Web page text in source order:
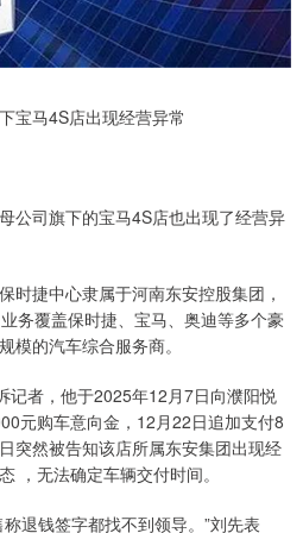
马4S店出现经营异常
司旗下的宝马4S店也出现了经营异
捷中心隶属于河南东安控股集团，
务覆盖保时捷、宝马、奥迪等多个豪
模的汽车综合服务商。
者，他于2025年12月7日向濮阳悦
元购车意向金，12月22日追加支付8
突然被告知该店所属东安集团出现经
，无法确定车辆交付时间。
退钱签字都找不到领导。”刘先表